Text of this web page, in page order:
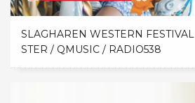
SLAGHAREN WESTERN FESTIVAL
STER / QMUSIC / RADIO538